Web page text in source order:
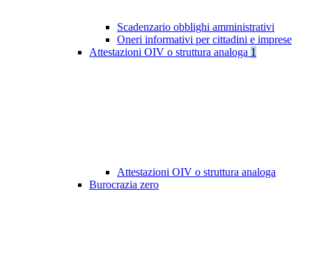
Scadenzario obblighi amministrativi
Oneri informativi per cittadini e imprese
Attestazioni OIV o struttura analoga 1
Attestazioni OIV o struttura analoga
Burocrazia zero